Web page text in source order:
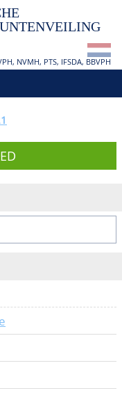
NVMH, PTS, IFSDA, BBVPH